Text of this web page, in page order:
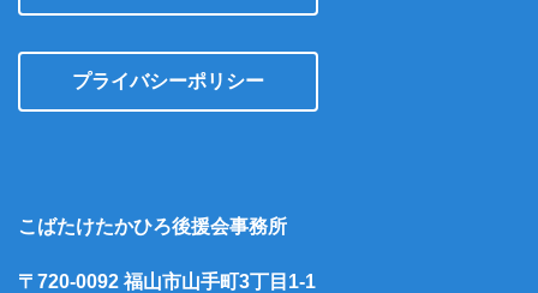
プライバシーポリシー
こばたけたかひろ後援会事務所
〒720-0092 福山市山手町3丁目1-1